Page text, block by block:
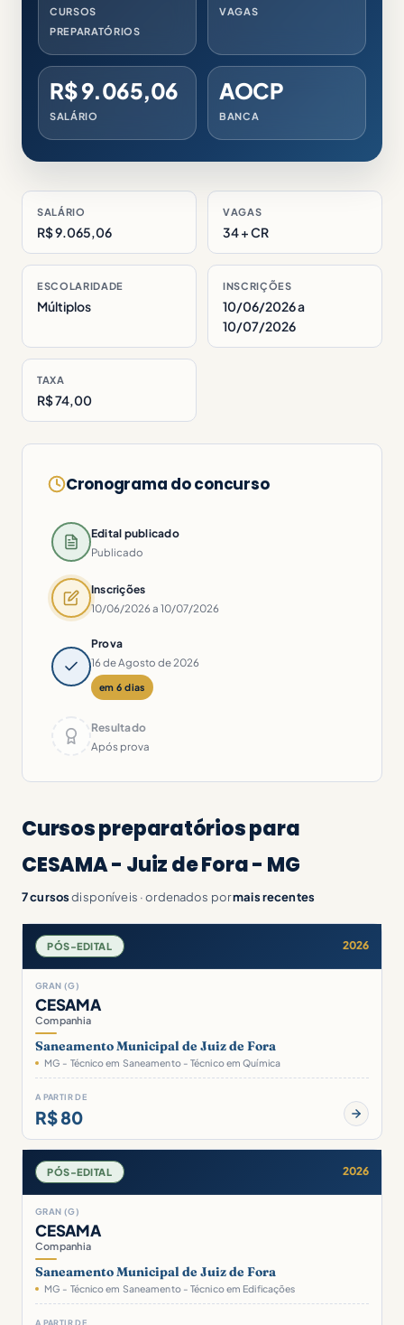
CURSOS
PREPARATÓRIOS
VAGAS
R$ 9.065,06
SALÁRIO
AOCP
BANCA
SALÁRIO
R$ 9.065,06
VAGAS
34 + CR
ESCOLARIDADE
Múltiplos
INSCRIÇÕES
10/06/2026 a
10/07/2026
TAXA
R$ 74,00
Cronograma do concurso
Edital publicado
Publicado
Inscrições
10/06/2026 a 10/07/2026
Prova
16 de Agosto de 2026
em 6 dias
Resultado
Após prova
Cursos preparatórios para
CESAMA - Juiz de Fora - MG
7 cursosdisponíveis · ordenados pormais recentes
PÓS-EDITAL 2026
GRAN (G)
CESAMA
Companhia
Saneamento Municipal de Juiz de Fora
MG - Técnico em Saneamento - Técnico em Química
A PARTIR DE
R$ 80
PÓS-EDITAL 2026
GRAN (G)
CESAMA
Companhia
Saneamento Municipal de Juiz de Fora
MG - Técnico em Saneamento - Técnico em Edificações
A PARTIR DE